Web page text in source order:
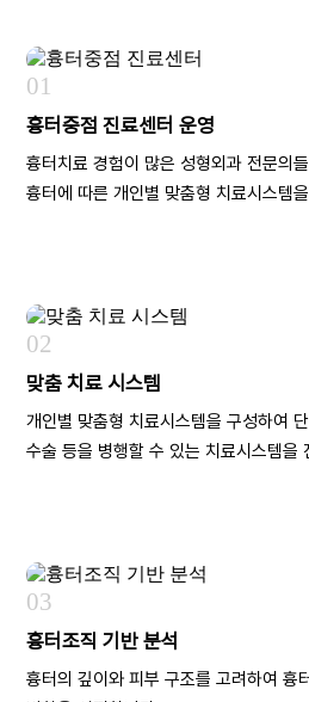
01
흉터중점 진료센터 운영
흉터치료 경험이 많은 성형외과 전문의
흉터에 따른 개인별 맞춤형 치료시스템
02
맞춤 치료 시스템
개인별 맞춤형 치료시스템을 구성하여
수술 등을 병행할 수 있는 치료시스템을
03
흉터조직 기반 분석
흉터의 깊이와 피부 구조를 고려하여 흉